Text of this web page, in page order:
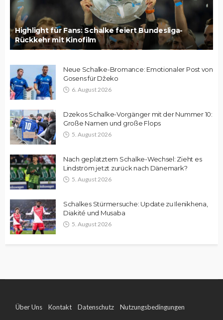
Highlight für Fans: Schalke feiert Bundesliga-
Rückkehr mit Kinofilm
Neue Schalke-Bromance: Emotionaler Post von
Gosens für Džeko
6. August 2026
Dzekos Schalke-Vorgänger mit der Nummer 10:
Große Namen und große Flops
5. August 2026
Nach geplatztem Schalke-Wechsel: Zieht es
Lindström jetzt zurück nach Dänemark?
5. August 2026
Schalkes Stürmersuche: Update zu Ilenikhena,
Diakité und Musaba
5. August 2026
Über Uns Kontakt Datenschutz Nutzungsbedingungen